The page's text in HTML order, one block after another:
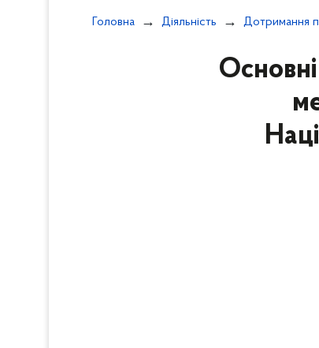
Головна Діяльність